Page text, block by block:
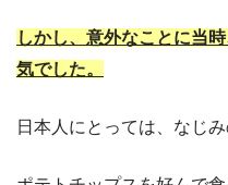
しかし、意外なことに当
気でした。
日本人にとっては、なじ